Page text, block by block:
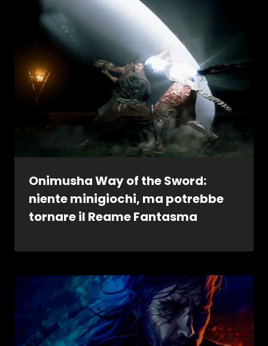
Onimusha Way of the Sword:
niente minigiochi, ma potrebbe
tornare il Reame Fantasma